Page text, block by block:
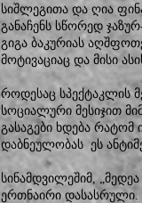
სიშლეგითა და ღია
განაჩენს სწორედ
გიგა ბაკურიას
მოტივაციაც და მისი
როდესაც სპექტაკლის
სოციალური მესიჯით
გასაგები ხდება რატომ
დაბნეულობას ეს
სინამდვილეშიმ,
ერთნაირი დასასრული.